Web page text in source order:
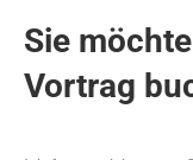
Sie
Vortrag